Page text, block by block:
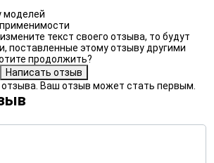
текст своего отзыва, то будут
поставленные этому отзыву другими
продолжить?
отзыва. Ваш отзыв может стать первым.